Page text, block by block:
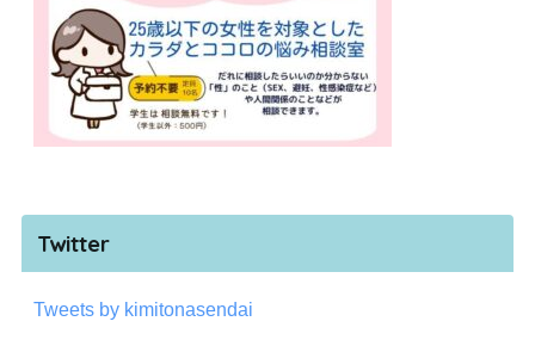
Twitter
Tweets by kimitonasendai